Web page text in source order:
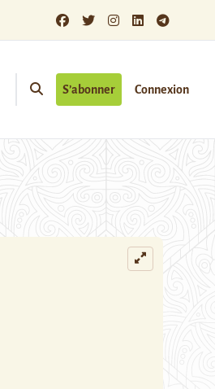
S’abonner Connexion